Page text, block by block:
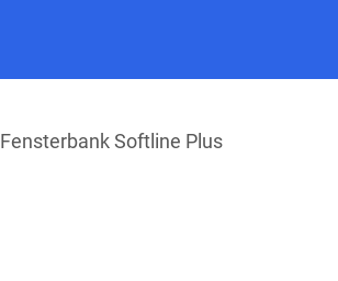
Fensterbank Softline Plus